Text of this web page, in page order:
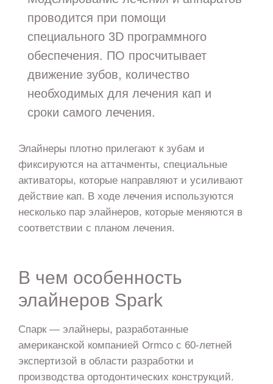
проводится при помощи
специального 3D программного
обеспечения. ПО просчитывает
движение зубов, количество
необходимых для лечения кап и
сроки самого лечения.
Элайнеры плотно прилегают к зубам и
фиксируются на аттачменты, специальные
активаторы, которые направляют и усиливают
действие кап. В ходе лечения используются
несколько пар элайнеров, которые меняются в
соответствии с планом лечения.
В чем особенность
элайнеров Spark
Спарк — элайнеры, разработанные
американской компанией Ormco с 60-летней
экспертизой в области разработки и
производства ортодонтических конструкций.